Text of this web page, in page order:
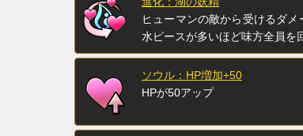
ヒューマンの敵から受けるダ
水ピースが多いほど味方全員を
ソウル：HP増加+50
HPが50アップ